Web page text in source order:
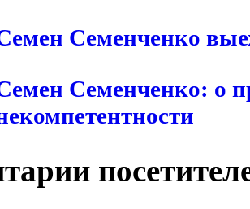
Семенченко
Семенченко: о